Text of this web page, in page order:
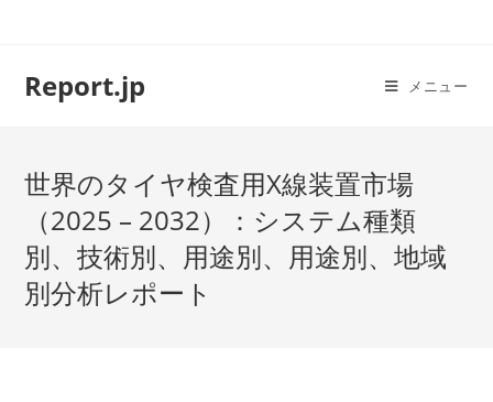
Report.jp メニュー
世界のタイヤ検査用X線装置市場
（2025 – 2032）：システム種類
別、技術別、用途別、用途別、地域
別分析レポート